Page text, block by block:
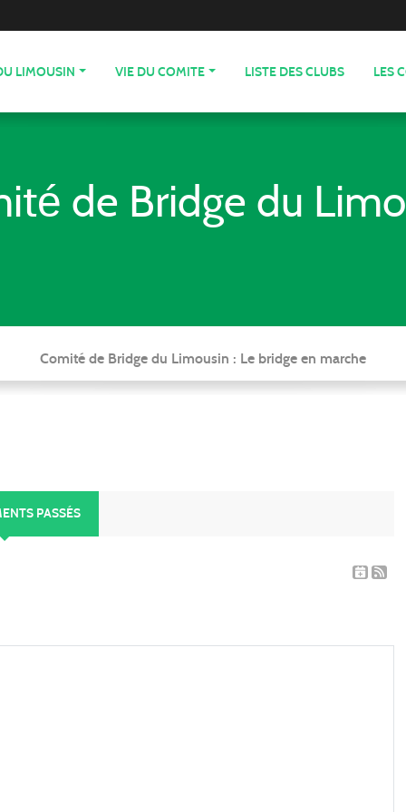
LIMOUSIN VIE DU COMITE LISTE DES CLUBS LES
de Bridge du
Comité de Bridge du Limousin : Le bridge en marche
PASSÉS